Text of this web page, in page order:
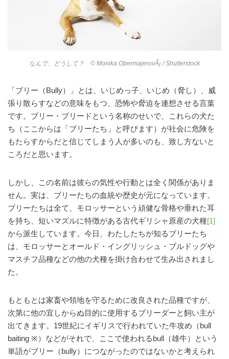
なんで、どうして？ © Monika ObermajerovÃ¡ / Shutterstock
「ブリー（Bully）」とは、いじめっ子、いじめ（脅し）、威
張り散らすなどの意味をもつ、恐怖や脅迫を連想させる言葉
です。ブリー・ブリードという名称のせいで、これらの犬た
ち（ここからは「ブリーたち」と呼びます）が社会に危険を
もたらすからだと信じてしまう人が多いのも、致し方ないと
ころだと思います。
しかし、この名前は彼らの気性や行動とは全く関係がありま
せん。実は、ブリーたちの血統や歴史が元になっています。
ブリーたちは全て、モロッサーという頑健な骨格や垂れた耳
を持ち、短いマズルに特徴がある古代ギリシャ原産の犬種[1]
から派生しています。今日、わたしたちが知るブリーたち
は、モロッサーとオールド・イングリッシュ・ブルドッグや
マスチフ品種などの他の犬種を掛け合わせて生み出されまし
た。
もともとは家畜や領地を守るために改良された品種ですが、
次第に他の宜しからぬ目的に使用するブリーダーと飼い主が
出てきます。19世紀にイギリスで行われていた牛攻め（bull
baiting ※）などがそれで、ここで使われるbull（雄牛）という
単語がブリー（bully）につながったのではないかと考えられ